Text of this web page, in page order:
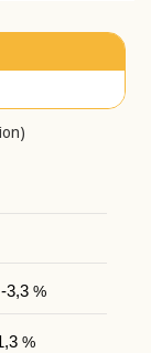
-3,3%
%